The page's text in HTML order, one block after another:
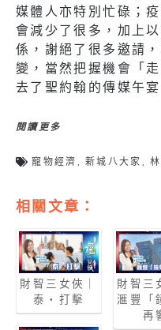
媒體人亦特別忙碌；
會減少了很多，加上
係，謝絕了很多邀請
變，當然把握機會「
去了聖約翰的傳媒午宴
閱讀更多
寵物經濟 , 新城八大家 ,
相關文章：
財智三女俠｜
泰‧打擊
財智三
滙豐「
再